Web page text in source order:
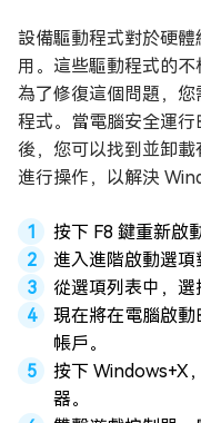
設備驅動程式對於硬
用。這些驅動程式的不
為了修復這個問題，
程式。當電腦安全運
後，您可以找到並卸
進行操作，以解決
按下 F8 鍵重新啟
進入進階啟動選項
從選項列表中，選
現在將在電腦啟
帳戶。
按下 Windows+X
器。